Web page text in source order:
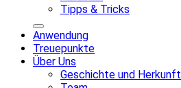
Tipps & Tricks
Anwendung
Treuepunkte
Über Uns
Geschichte und Herkunft